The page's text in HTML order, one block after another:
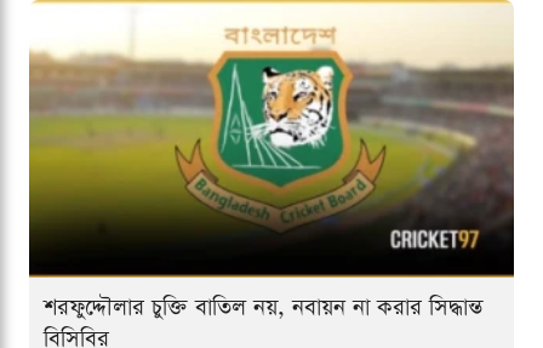
শরফুদ্দৌলার চুক্তি বাতিল নয়, নবায়ন না করার সিদ্ধান্ত
বিসিবির